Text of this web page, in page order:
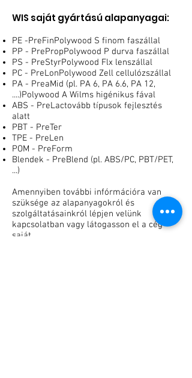
WIS saját gyártású alapanyagai:
PE -PreFinPolywood S finom faszállal
PP - PrePropPolywood P durva faszállal
PS - PreStyrPolywood Flx lenszállal
PC - PreLonPolywood Zell cellulózszállal
PA - PreaMid (pl. PA 6, PA 6.6, PA 12,
....)Polywood A Wilms higénikus fával
ABS - PreLactovább típusok fejlesztés
alatt
PBT - PreTer
TPE - PreLen
POM - PreForm
Blendek - PreBlend (pl. ABS/PC, PBT/PET,
...)
Amennyiben további infórmációra van
szüksége az alapanyagokról és
szolgáltatásainkról lépjen velünk
kapcsolatban vagy látogasson el a cég
saját